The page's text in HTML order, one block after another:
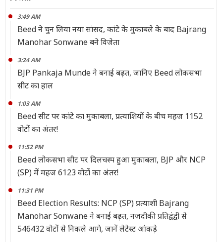
3:49 AM
Beed ने चुन लिया नया सांसद, कांटे के मुकाबले के बाद Bajrang
Manohar Sonwane बने विजेता
3:24 AM
BJP Pankaja Munde ने बनाई बढ़त, जानिए Beed लोकसभा
सीट का हाल
1:03 AM
Beed सीट पर कांटे का मुकाबला, प्रत्याशियों के बीच महज 1152
वोटोंं का अंतर!
11:52 PM
Beed लोकसभा सीट पर दिलचस्प हुआ मुकाबला, BJP और NCP
(SP) में महज 6123 वोटोंं का अंतर!
11:31 PM
Beed Election Results: NCP (SP) प्रत्याशी Bajrang
Manohar Sonwane ने बनाई बढ़त, नजदीकी प्रतिद्वंद्वी से
546432 वोटोंं से निकले आगे, जानें लेटेस्ट आंकड़े